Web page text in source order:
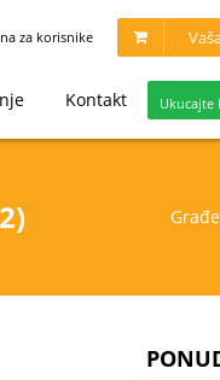
za korisnike
Kontakt